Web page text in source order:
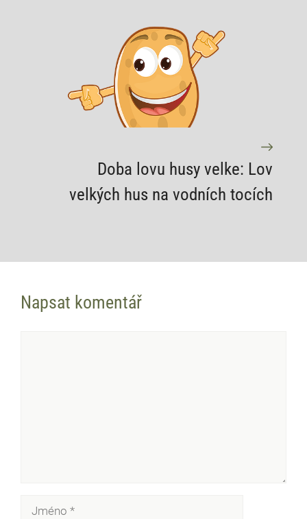
Doba lovu husy velke: Lov
velkých hus na vodních tocích
Napsat komentář